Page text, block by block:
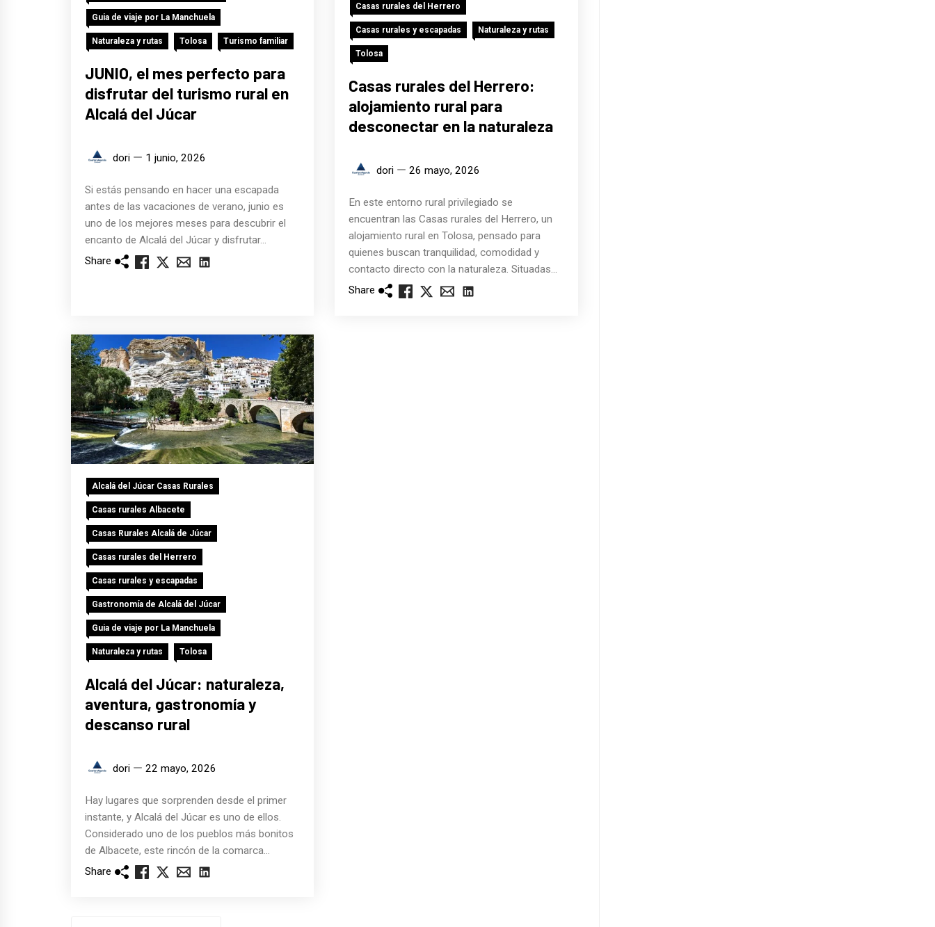
Guia de viaje por La Manchuela
Naturaleza y rutas Tolosa Turismo familiar
JUNIO, el mes perfecto para
disfrutar del turismo rural en
Alcalá del Júcar
dori 1 junio, 2026
Si estás pensando en hacer una escapada
antes de las vacaciones de verano, junio es
uno de los mejores meses para descubrir el
encanto de Alcalá del Júcar y disfrutar...
Share
Casas rurales del Herrero
Casas rurales y escapadas Naturaleza y rutas
Tolosa
Casas rurales del Herrero:
alojamiento rural para
desconectar en la naturaleza
dori 26 mayo, 2026
En este entorno rural privilegiado se
encuentran las Casas rurales del Herrero, un
alojamiento rural en Tolosa, pensado para
quienes buscan tranquilidad, comodidad y
contacto directo con la naturaleza. Situadas...
Share
Alcalá del Júcar Casas Rurales
Casas rurales Albacete
Casas Rurales Alcalá de Júcar
Casas rurales del Herrero
Casas rurales y escapadas
Gastronomía de Alcalá del Júcar
Guia de viaje por La Manchuela
Naturaleza y rutas Tolosa
Alcalá del Júcar: naturaleza,
aventura, gastronomía y
descanso rural
dori 22 mayo, 2026
Hay lugares que sorprenden desde el primer
instante, y Alcalá del Júcar es uno de ellos.
Considerado uno de los pueblos más bonitos
de Albacete, este rincón de la comarca...
Share